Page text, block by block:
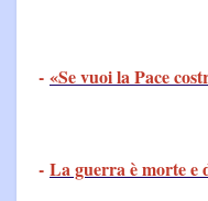
- «Se vuoi la Pace
- La guerra è morte e